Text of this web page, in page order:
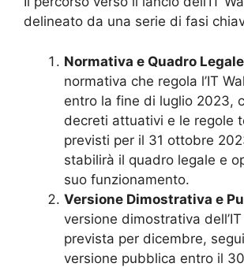
delineato da una serie di fasi
Normativa e Quadro
normativa che regola l’IT
entro la fine di luglio 2023,
decreti attuativi e le regole
previsti per il 31 ottobre
stabilirà il quadro legale e
suo funzionamento.
Versione Dimostrativa e
versione dimostrativa
prevista per dicembre,
versione pubblica entro il